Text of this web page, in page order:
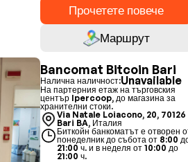
Прочетете повече
Маршрут
Bancomat Bitcoin Bari
Налична наличност:Unavailable
На партерния етаж на търговския
център Ipercoop, до магазина за
хранителни стоки.
Via Natale Loiacono, 20, 70126
Bari BA, Италия
Биткойн банкоматът е отворен
понеделник до събота от 8:00
21:00 ч. и в неделя от 10:00 до
21:00 ч.